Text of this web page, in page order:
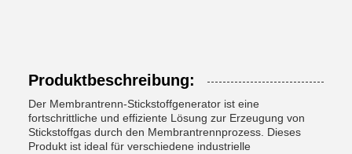
Produktbeschreibung:
Der Membrantrenn-Stickstoffgenerator ist eine
fortschrittliche und effiziente Lösung zur Erzeugung von
Stickstoffgas durch den Membrantrennprozess. Dieses
Produkt ist ideal für verschiedene industrielle